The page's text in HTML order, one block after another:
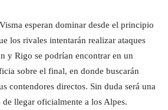
esperan dominar desde el principio
los rivales intentarán realizar ataques
y Rigo se podrían encontrar en un
sobre el final, en donde buscarán
contendores directos. Sin duda será una
de llegar oficialmente a los Alpes.